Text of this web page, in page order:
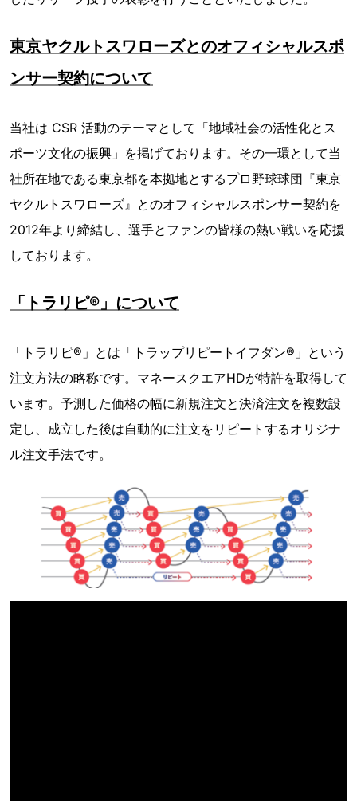
東京ヤクルトスワローズとのオフィシャルスポ
ンサー契約について
当社は CSR 活動のテーマとして「地域社会の活性化とス
ポーツ文化の振興」を掲げております。その一環として当
社所在地である東京都を本拠地とするプロ野球球団『東京
ヤクルトスワローズ』とのオフィシャルスポンサー契約を
2012年より締結し、選手とファンの皆様の熱い戦いを応援
しております。
「トラリピ®」について
「トラリピ®」とは「トラップリピートイフダン®」という
注文方法の略称です。マネースクエアHDが特許を取得して
います。予測した価格の幅に新規注文と決済注文を複数設
定し、成立した後は自動的に注文をリピートするオリジナ
ル注文手法です。